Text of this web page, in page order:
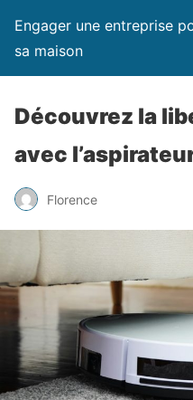
Engager une entreprise
sa maison
Découvrez la
avec
Florence